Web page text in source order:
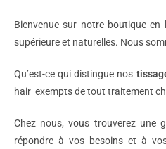
Bienvenue sur notre boutique en
supérieure et naturelles. Nous
Qu’est-ce qui distingue nos
hair exempts de tout traitement
Chez nous, vous trouverez une
répondre à vos besoins et à